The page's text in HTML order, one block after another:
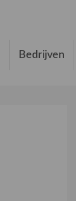
Bedrijven